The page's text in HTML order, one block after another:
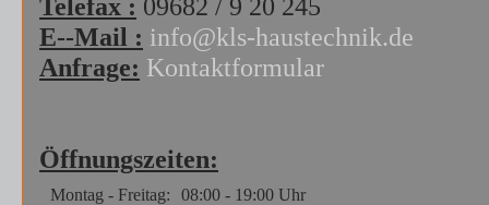
Telefax : 09682 / 9 20 245
E--Mail : info@kls-haustechnik.de
Anfrage: Kontaktformular
Öffnungszeiten:
Montag - Freitag:
08:00 - 19:00 Uhr